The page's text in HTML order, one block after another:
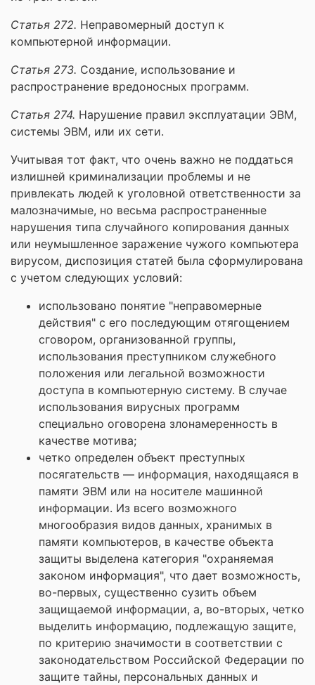
Статья 272. Неправомерный доступ к
компьютерной информации.
Статья 273. Создание, использование и
распространение вредоносных программ.
Статья 274. Нарушение правил эксплуатации ЭВМ,
системы ЭВМ, или их сети.
Учитывая тот факт, что очень важно не поддаться
излишней криминализации проблемы и не
привлекать людей к уголовной ответственности за
малозначимые, но весьма распространенные
нарушения типа случайного копирования данных
или неумышленное заражение чужого компьютера
вирусом, диспозиция статей была сформулирована
с учетом следующих условий:
использовано понятие "неправомерные
действия" с его последующим отягощением
сговором, организованной группы,
использования преступником служебного
положения или легальной возможности
доступа в компьютерную систему. В случае
использования вирусных программ
специально оговорена злонамеренность в
качестве мотива;
четко определен объект преступных
посягательств — информация, находящаяся в
памяти ЭВМ или на носителе машинной
информации. Из всего возможного
многообразия видов данных, хранимых в
памяти компьютеров, в качестве объекта
защиты выделена категория "охраняемая
законом информация", что дает возможность,
во-первых, существенно сузить объем
защищаемой информации, а, во-вторых, четко
выделить информацию, подлежащую защите,
по критерию значимости в соответствии с
законодательством Российской Федерации по
защите тайны, персональных данных и